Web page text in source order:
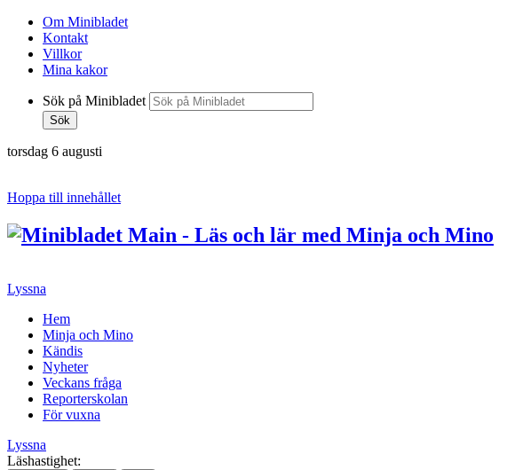
Om Minibladet
Kontakt
Villkor
Mina kakor
Sök på Minibladet
Sök
torsdag 6 augusti
Hoppa till innehållet
Lyssna
Hem
Minja och Mino
Kändis
Nyheter
Veckans fråga
Reporterskolan
För vuxna
Lyssna
Läshastighet: